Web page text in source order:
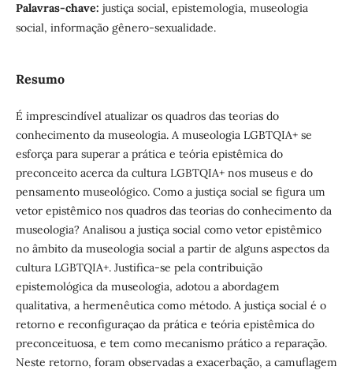
Palavras-chave: justiça social, epistemologia, museologia
social, informação gênero-sexualidade.
Resumo
É imprescindível atualizar os quadros das teorias do
conhecimento da museologia. A museologia LGBTQIA+ se
esforça para superar a prática e teória epistêmica do
preconceito acerca da cultura LGBTQIA+ nos museus e do
pensamento museológico. Como a justiça social se figura um
vetor epistêmico nos quadros das teorias do conhecimento da
museologia? Analisou a justiça social como vetor epistêmico
no âmbito da museologia social a partir de alguns aspectos da
cultura LGBTQIA+. Justifica-se pela contribuição
epistemológica da museologia, adotou a abordagem
qualitativa, a hermenêutica como método. A justiça social é o
retorno e reconfiguraçao da prática e teória epistêmica do
preconceituosa, e tem como mecanismo prático a reparação.
Neste retorno, foram observadas a exacerbação, a camuflagem